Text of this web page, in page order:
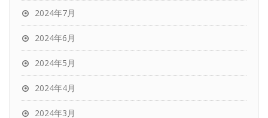
2024年7月
2024年6月
2024年5月
2024年4月
2024年3月